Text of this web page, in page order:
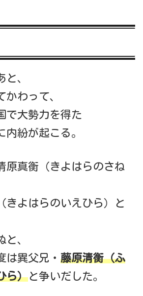
と、
かわって、
で大勢力を得た
内紛が起こる。
原真衡（きよはらのさね
きよはらのいえひら）と
と、
は異父兄・ 藤原清衡（ふ
ら）と争いだした。